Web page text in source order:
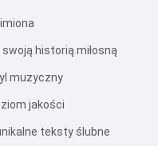
swoją historią miłosną
muzyczny
jakości
teksty ślubne